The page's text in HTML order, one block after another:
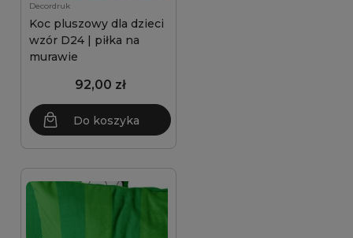
Decordruk
Koc pluszowy dla dzieci
wzór D24 | piłka na
murawie
92,00 zł
Do koszyka